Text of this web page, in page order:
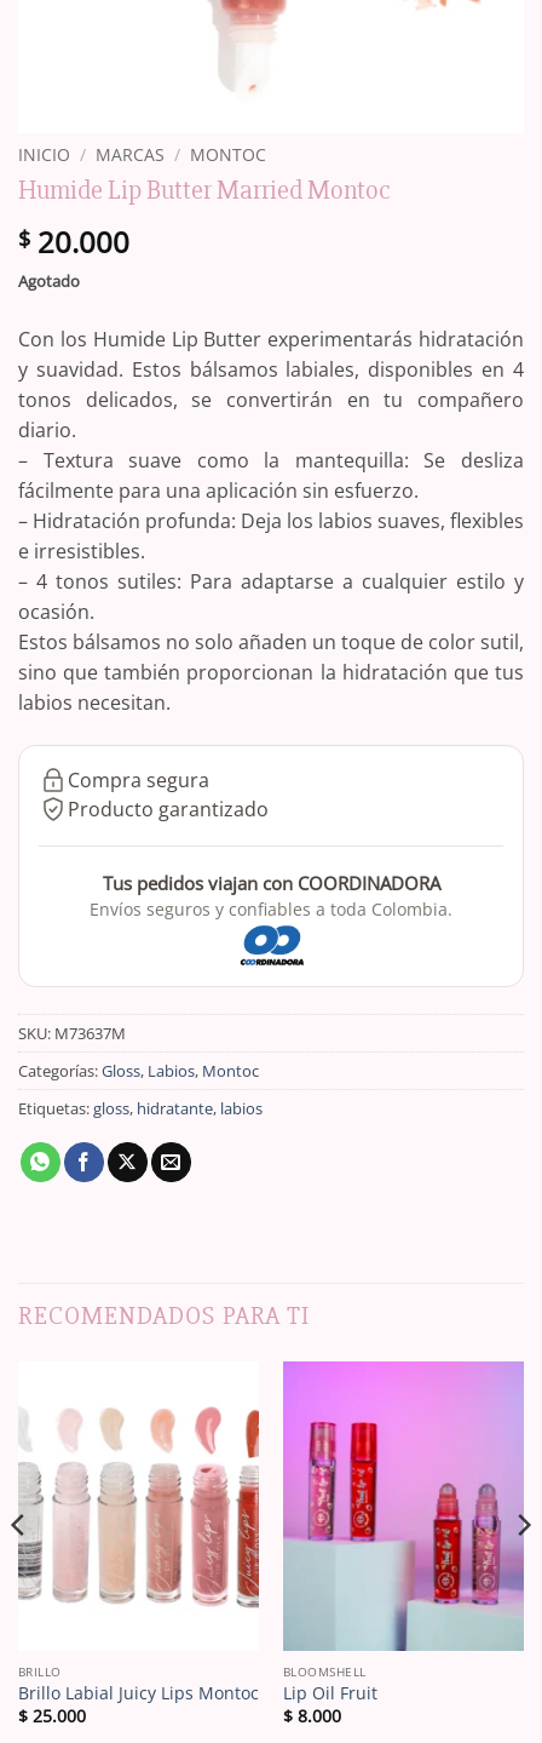
INICIO / MARCAS / MONTOC
Humide Lip Butter Married Montoc
$ 20.000
Agotado
Con los Humide Lip Butter experimentarás hidratación
y suavidad. Estos bálsamos labiales, disponibles en 4
tonos delicados, se convertirán en tu compañero
diario.
– Textura suave como la mantequilla: Se desliza
fácilmente para una aplicación sin esfuerzo.
– Hidratación profunda: Deja los labios suaves, flexibles
e irresistibles.
– 4 tonos sutiles: Para adaptarse a cualquier estilo y
ocasión.
Estos bálsamos no solo añaden un toque de color sutil,
sino que también proporcionan la hidratación que tus
labios necesitan.
Compra segura
Producto garantizado
Tus pedidos viajan con COORDINADORA
Envíos seguros y confiables a toda Colombia.
SKU: M73637M
Categorías:Gloss, Labios, Montoc
Etiquetas:gloss, hidratante, labios
RECOMENDADOS PARA TI
BRILLO
Brillo Labial Juicy Lips Montoc
$25.000
BLOOMSHELL
Lip Oil Fruit
$8.000